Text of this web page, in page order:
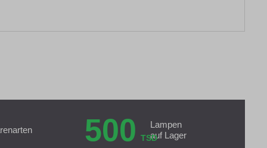
500 TSD
Lampen
auf Lager